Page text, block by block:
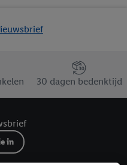
klant
30 dagen bedenktijd
in